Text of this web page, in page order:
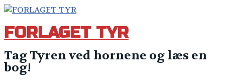
Skip
content
FORLAGET TYR
Tag Tyren ved hornene og læs en
bog!